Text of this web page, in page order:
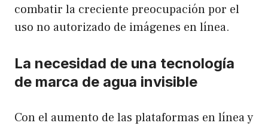
combatir la creciente preocupación por el
uso no autorizado de imágenes en línea.
La necesidad de una tecnología
de marca de agua invisible
Con el aumento de las plataformas en línea y